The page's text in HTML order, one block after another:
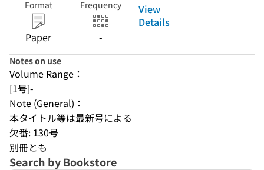
Format
Paper
Frequency
-
View
Details
Notes on use
Volume Range：
[1号]-
Note (General)：
本タイトル等は最新号による
欠番: 130号
別冊とも
Search by Bookstore